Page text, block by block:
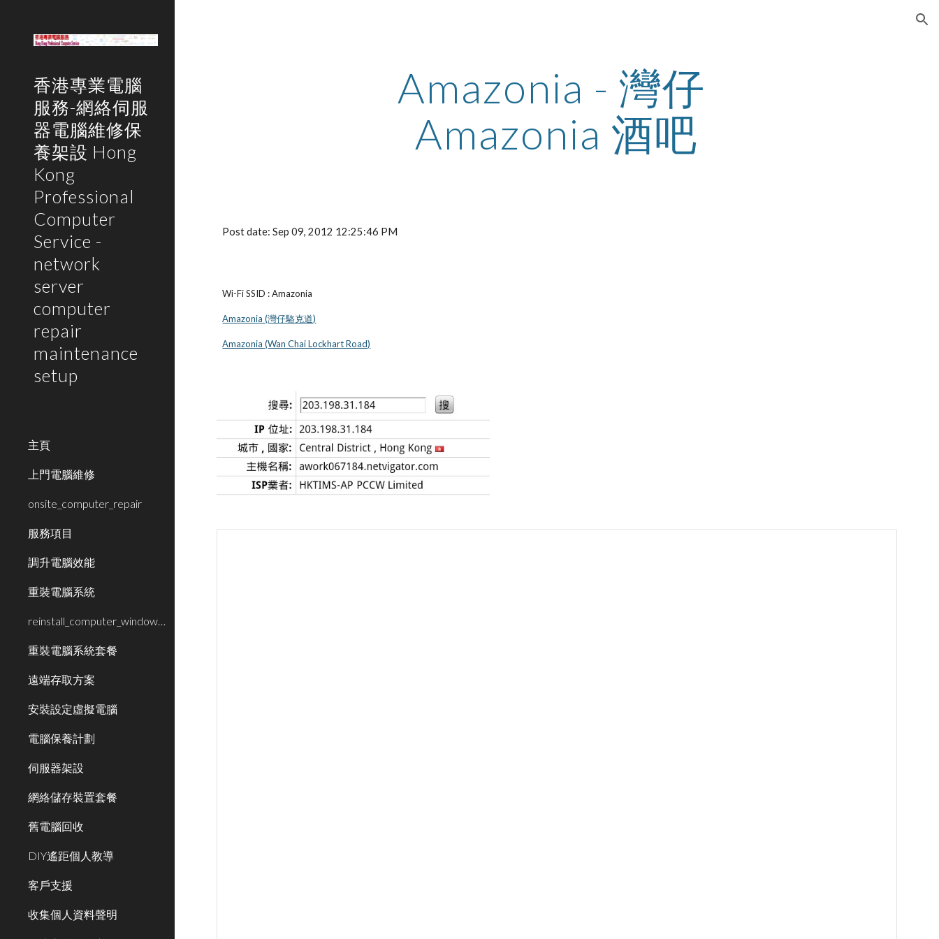
香港專業電腦
服務-網絡伺服
器電腦維修保
養架設 Hong
Kong
Professional
Computer
Service -
network
server
computer
repair
maintenance
setup
主頁
上門電腦維修
onsite_computer_repair
服務項目
調升電腦效能
重裝電腦系統
重裝電腦系統套餐
遠端存取方案
安裝設定虛擬電腦
電腦保養計劃
伺服器架設
網絡儲存裝置套餐
舊電腦回收
DIY遙距個人教導
客戶支援
收集個人資料聲明
Amazonia - 灣仔
Amazonia 酒吧
Post date: Sep 09, 2012 12:25:46 PM
Wi-Fi SSID : Amazonia
Amazonia (灣仔駱克道)
Amazonia (Wan Chai Lockhart Road)